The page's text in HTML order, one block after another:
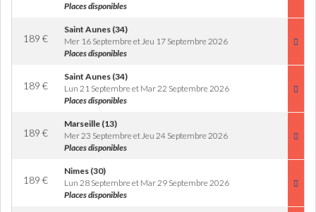
Places disponibles
189 €
Saint Aunes (34)
Mer 16 Septembre et Jeu 17 Septembre 2026
Places disponibles
189 €
Saint Aunes (34)
Lun 21 Septembre et Mar 22 Septembre 2026
Places disponibles
189 €
Marseille (13)
Mer 23 Septembre et Jeu 24 Septembre 2026
Places disponibles
189 €
Nimes (30)
Lun 28 Septembre et Mar 29 Septembre 2026
Places disponibles